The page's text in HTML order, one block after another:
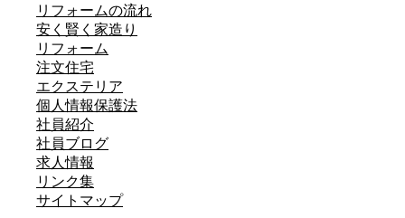
リフォームの流れ
安く賢く家造り
リフォーム
注文住宅
エクステリア
個人情報保護法
社員紹介
社員ブログ
求人情報
リンク集
サイトマップ